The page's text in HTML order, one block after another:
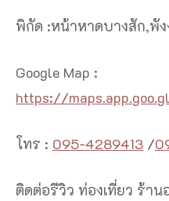
พิกัด :หน้าหาดบางสัก,พัง
Google Map :
https://
โทร : 095-4289413 /
ติดต่อรีวิว ท่องเที่ยว ร้าน